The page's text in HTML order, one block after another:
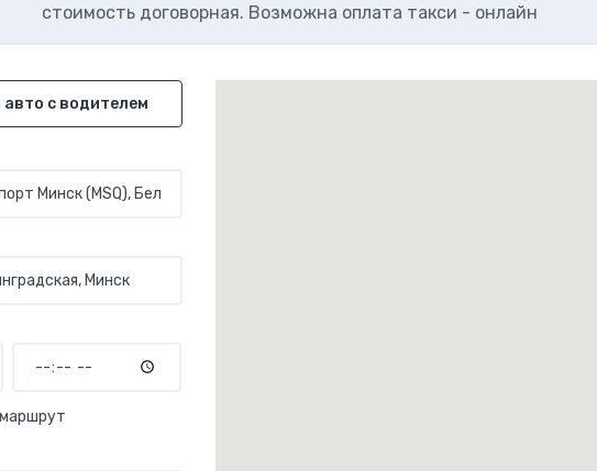
стоимость договорная. Возможна оплата такси - онлайн
с водителем